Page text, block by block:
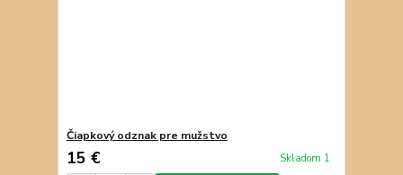
Čiapkový odznak pre mužstvo
15 € Skladom 1